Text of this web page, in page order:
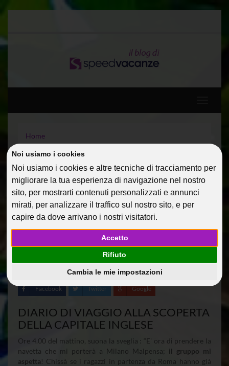
Noi usiamo i cookies
Noi usiamo i cookies e altre tecniche di tracciamento per
migliorare la tua esperienza di navigazione nel nostro
sito, per mostrarti contenuti personalizzati e annunci
mirati, per analizzare il traffico sul nostro sito, e per
capire da dove arrivano i nostri visitatori.
Accetto
Rifiuto
Cambia le mie impostazioni
Home
Diario di viaggio: Spagna, Baleari e Francia a bordo di
MSC DIVINA 5*
Uno Speed-gruppo a Londra
UNO SPEED-GRUPPO A
LONDRA
Diario di viaggio: Spagna, Baleari e Francia a bordo di
MariangelaF
Facebook Twitter Google
DIARIO DI VIAGGIO ALLA SCOPERTA
DELLA CAPITALE INGLESE
Ore 4.00 del mattino, suona la sveglia : “E' ora di prendere la
navetta che mi porterà a Milano Malpensa; il gruppo mi
aspetta! Chissà se i ragazzi in partenza da Roma hanno già